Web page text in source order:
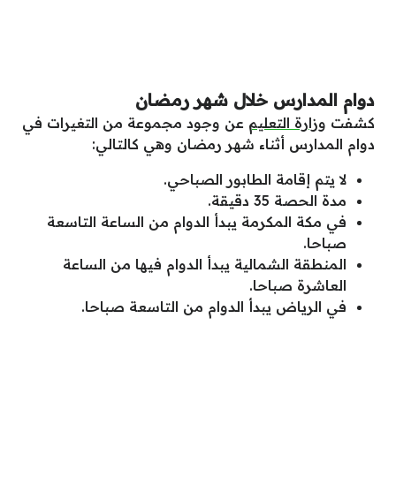
دوام المدارس خلال شهر رمضان
كشفت وزارة التعليم عن وجود مجموعة من التغيرات في
دوام المدارس أثناء شهر رمضان وهي كالتالي:
لا يتم إقامة الطابور الصباحي.
مدة الحصة 35 دقيقة.
في مكة المكرمة يبدأ الدوام من الساعة التاسعة
صباحا.
المنطقة الشمالية يبدأ الدوام فيها من الساعة
العاشرة صباحا.
في الرياض يبدأ الدوام من التاسعة صباحا.